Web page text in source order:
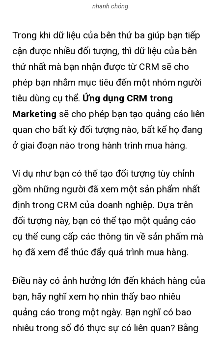
nhanh chóng
Trong khi dữ liệu của bên thứ ba giúp bạn tiếp
cận được nhiều đối tượng, thì dữ liệu của bên
thứ nhất mà bạn nhận được từ CRM sẽ cho
phép bạn nhắm mục tiêu đến một nhóm người
tiêu dùng cụ thể. Ứng dụng CRM trong
Marketing sẽ cho phép bạn tạo quảng cáo liên
quan cho bất kỳ đối tượng nào, bất kể họ đang
ở giai đoạn nào trong hành trình mua hàng.
Ví dụ như bạn có thể tạo đối tượng tùy chỉnh
gồm những người đã xem một sản phẩm nhất
định trong CRM của doanh nghiệp. Dựa trên
đối tượng này, bạn có thể tạo một quảng cáo
cụ thể cung cấp các thông tin về sản phẩm mà
họ đã xem để thúc đẩy quá trình mua hàng.
Điều này có ảnh hưởng lớn đến khách hàng của
bạn, hãy nghĩ xem họ nhìn thấy bao nhiêu
quảng cáo trong một ngày. Bạn nghĩ có bao
nhiêu trong số đó thực sự có liên quan? Bằng